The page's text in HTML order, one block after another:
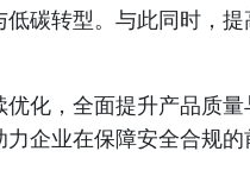
碳转型。与此同时，
化，全面提升产品质
企业在保障安全合规